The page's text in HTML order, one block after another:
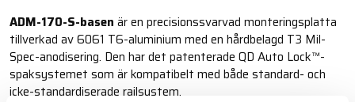
ADM-170-S-basen är en precisionssvarvad monteringsplatta
tillverkad av 6061 T6-aluminium med en hårdbelagd T3 Mil-
Spec-anodisering. Den har det patenterade QD Auto Lock™-
spaksystemet som är kompatibelt med både standard- och
icke-standardiserade railsystem.